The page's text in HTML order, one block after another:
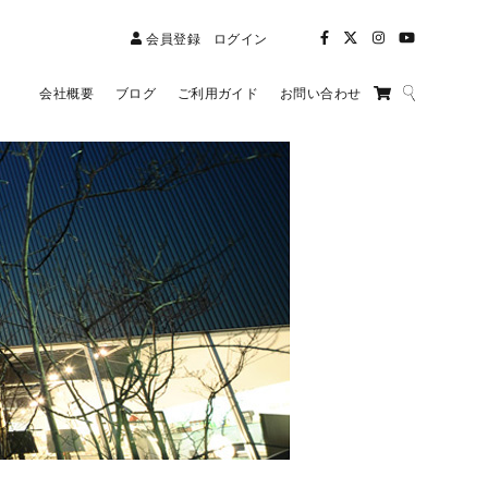
会員登録 ログイン
会社概要 ブログ ご利用ガイド お問い合わせ